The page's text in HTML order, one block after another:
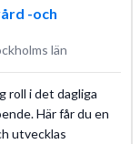
-och
län
roll i det dagliga
Här får du en
utvecklas